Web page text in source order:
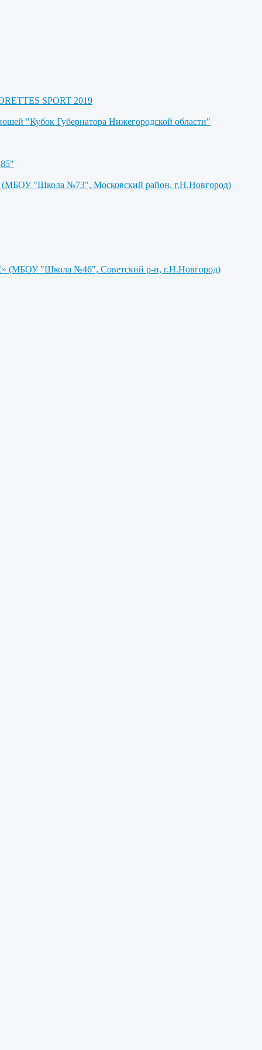
SPORT 2019
"Кубок Губернатора Нижегородской области"
"Школа №73", Московский район, г.Н.Новгород)
(МБОУ "Школа №46", Советский р-н, г.Н.Новгород)